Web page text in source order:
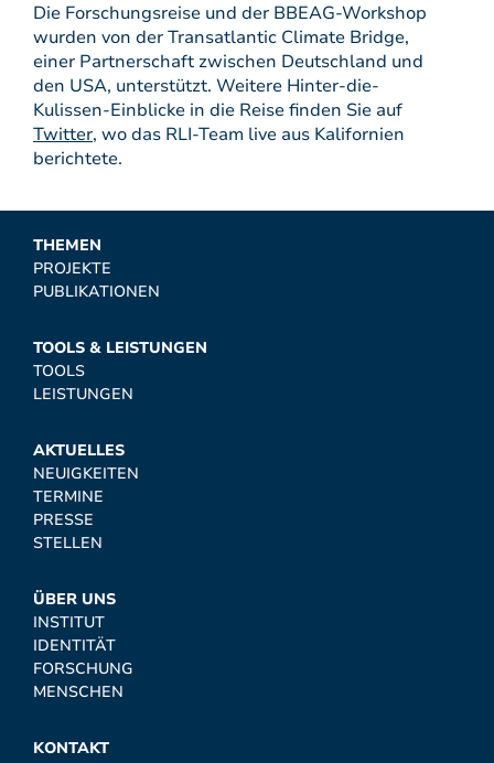
Die Forschungsreise und der BBEAG-Workshop
wurden von der Transatlantic Climate Bridge,
einer Partnerschaft zwischen Deutschland und
den USA, unterstützt. Weitere Hinter-die-
Kulissen-Einblicke in die Reise finden Sie auf
Twitter, wo das RLI-Team live aus Kalifornien
berichtete.
THEMEN
PROJEKTE
PUBLIKATIONEN
TOOLS & LEISTUNGEN
TOOLS
LEISTUNGEN
AKTUELLES
NEUIGKEITEN
TERMINE
PRESSE
STELLEN
ÜBER UNS
INSTITUT
IDENTITÄT
FORSCHUNG
MENSCHEN
KONTAKT